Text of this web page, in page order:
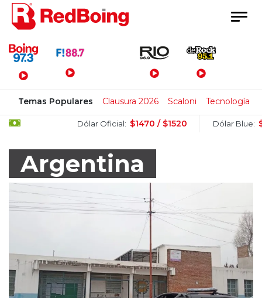
Menú Principal
Temas Populares Clausura 2026 Scaloni Tecnología
Dólar Oficial: $1470 / $1520 Dólar Blue: $1510 /
Argentina